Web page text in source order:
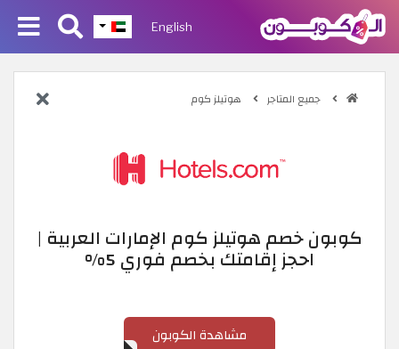
English
جميع المتاجر هوتيلز كوم
كوبون خصم هوتيلز كوم الإمارات العربية |
احجز إقامتك بخصم فوري 5%
مشاهدة الكوبون